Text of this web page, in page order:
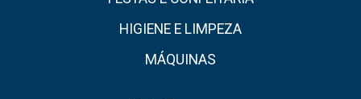
HIGIENE E LIMPEZA
MÁQUINAS